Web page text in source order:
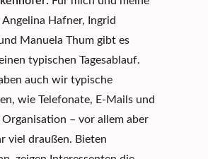
Angelina Hafner,
Ingrid
Manuela Thum gibt es
typischen Tagesablauf.
auch wir typische
wie Telefonate, E-Mails und
Organisation – vor allem aber
viel draußen. Bieten